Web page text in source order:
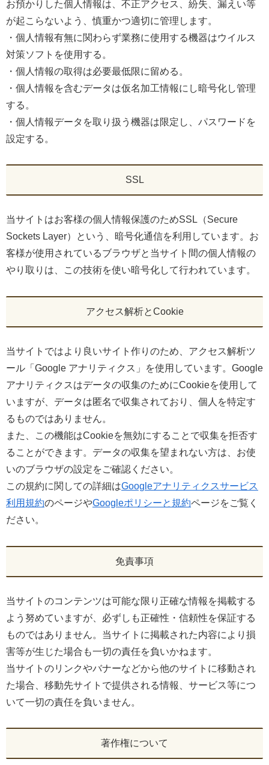
お預かりした個人情報は、不正アクセス、紛失、漏えい等
が起こらないよう、慎重かつ適切に管理します。
・個人情報有無に関わらず業務に使用する機器はウイルス
対策ソフトを使用する。
・個人情報の取得は必要最低限に留める。
・個人情報を含むデータは仮名加工情報にし暗号化し管理
する。
・個人情報データを取り扱う機器は限定し、パスワードを
設定する。
SSL
当サイトはお客様の個人情報保護のためSSL（Secure
Sockets Layer）という、暗号化通信を利用しています。お
客様が使用されているブラウザと当サイト間の個人情報の
やり取りは、この技術を使い暗号化して行われています。
アクセス解析とCookie
当サイトではより良いサイト作りのため、アクセス解析ツ
ール「Google アナリティクス」を使用しています。Google
アナリティクスはデータの収集のためにCookieを使用して
いますが、データは匿名で収集されており、個人を特定す
るものではありません。
また、この機能はCookieを無効にすることで収集を拒否す
ることができます。データの収集を望まれない方は、お使
いのブラウザの設定をご確認ください。
この規約に関しての詳細はGoogleアナリティクスサービス
利用規約のページやGoogleポリシーと規約ページをご覧く
ださい。
免責事項
当サイトのコンテンツは可能な限り正確な情報を掲載する
よう努めていますが、必ずしも正確性・信頼性を保証する
ものではありません。当サイトに掲載された内容により損
害等が生じた場合も一切の責任を負いかねます。
当サイトのリンクやバナーなどから他のサイトに移動され
た場合、移動先サイトで提供される情報、サービス等につ
いて一切の責任を負いません。
著作権について